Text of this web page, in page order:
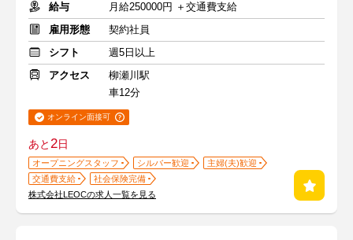
給与
月給250000円 ＋交通費支給
雇用形態
契約社員
シフト
週5日以上
アクセス
柳瀬川駅
車12分
オンライン面接可
あと2日
オープニングスタッフ シルバー歓迎
主婦(夫)歓迎
交通費支給
社会保険完備
株式会社LEOCの求人一覧を見る